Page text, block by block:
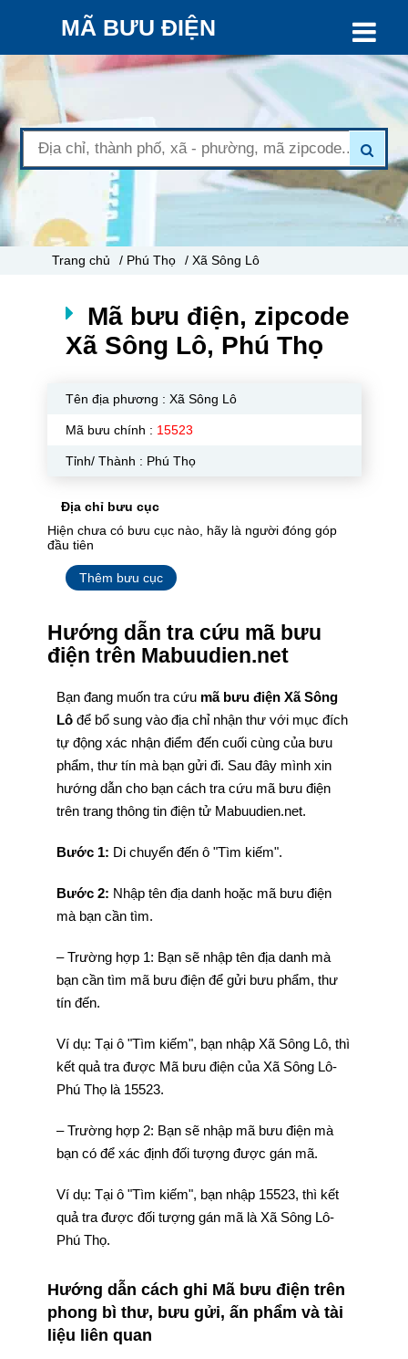
MÃ BƯU ĐIỆN
Trang chủ / Phú Thọ / Xã Sông Lô
Mã bưu điện, zipcode
Xã Sông Lô, Phú Thọ
Tên địa phương : Xã Sông Lô
Mã bưu chính : 15523
Tỉnh/ Thành : Phú Thọ
Địa chỉ bưu cục
Hiện chưa có bưu cục nào, hãy là người đóng góp
đầu tiên
Thêm bưu cục
Hướng dẫn tra cứu mã bưu
điện trên Mabuudien.net
Bạn đang muốn tra cứu mã bưu điện Xã Sông
Lô để bổ sung vào địa chỉ nhận thư với mục đích
tự động xác nhận điểm đến cuối cùng của bưu
phẩm, thư tín mà bạn gửi đi. Sau đây mình xin
hướng dẫn cho bạn cách tra cứu mã bưu điện
trên trang thông tin điện tử Mabuudien.net.
Bước 1: Di chuyển đến ô "Tìm kiếm".
Bước 2: Nhập tên địa danh hoặc mã bưu điện
mà bạn cần tìm.
– Trường hợp 1: Bạn sẽ nhập tên địa danh mà
bạn cần tìm mã bưu điện để gửi bưu phẩm, thư
tín đến.
Ví dụ: Tại ô "Tìm kiếm", bạn nhập Xã Sông Lô, thì
kết quả tra được Mã bưu điện của Xã Sông Lô-
Phú Thọ là 15523.
– Trường hợp 2: Bạn sẽ nhập mã bưu điện mà
bạn có để xác định đối tượng được gán mã.
Ví dụ: Tại ô "Tìm kiếm", bạn nhập 15523, thì kết
quả tra được đối tượng gán mã là Xã Sông Lô-
Phú Thọ.
Hướng dẫn cách ghi Mã bưu điện trên
phong bì thư, bưu gửi, ấn phẩm và tài
liệu liên quan